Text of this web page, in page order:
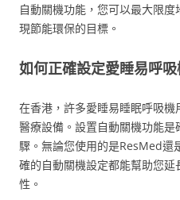
自動關機功能，您可以最大限
現節能環保的目標。
如何正確設定愛睡易呼
在香港，許多愛睡易睡眠呼吸
醫療設備。設置自動關機功能
驟。無論您使用的是ResMed
確的自動關機設定都能幫助您
性。